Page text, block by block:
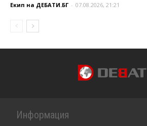
Екип на ДЕБАТИ.БГ - 07.08.2026, 21:21
Информация